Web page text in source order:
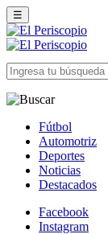
☰
Fútbol
Automotriz
Deportes
Noticias
Destacados
Facebook
Instagram